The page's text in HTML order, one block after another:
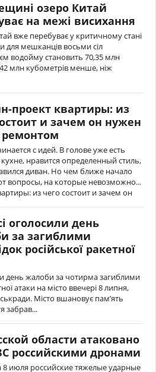
озеро Китай
на межі висихання
вже перебуває у критичному стані
для мешканців восьми сіл
водойму становить 70,35 млн
млн кубометрів менше, ніж
проект квартиры: из
и зачем он нужен
ремонтом
с идей. В голове уже есть
нравится определенный стиль,
диван. Но чем ближе начало
вопросы, на которые невозможно...
из чего состоит и зачем он
оголосили день
за загиблими
російської ракетної
день жалоби за чотирма загиблими
атаки на місто ввечері 8 липня,
Місто вшановує пам’ять
забрав...
области атаковано
российскими дронами
8 июля российские тяжелые ударные